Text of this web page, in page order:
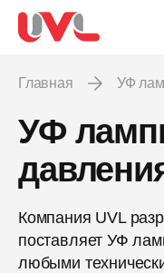
Главная УФ
УФ
Компания UVL
поставляет УФ
любыми